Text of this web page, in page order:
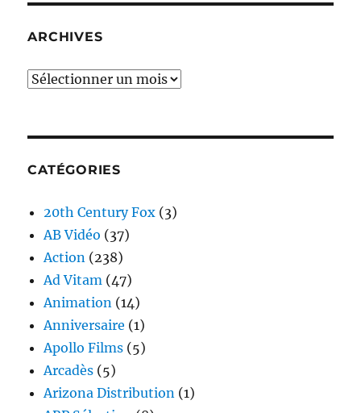
ARCHIVES
Archives
CATÉGORIES
20th Century Fox (3)
AB Vidéo (37)
Action (238)
Ad Vitam (47)
Animation (14)
Anniversaire (1)
Apollo Films (5)
Arcadès (5)
Arizona Distribution (1)